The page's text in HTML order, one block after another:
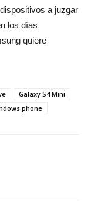
a juzgar
los días
quiere
Galaxy S4 Mini
phone